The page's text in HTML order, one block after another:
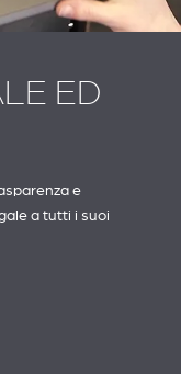
ED
e
a tutti i suoi